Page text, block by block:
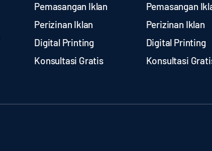
Pemasangan Iklan
Perizinan Iklan
Digital Printing
Konsultasi Gratis
Pemasangan
Perizinan Iklan
Digital Printing
Konsultasi